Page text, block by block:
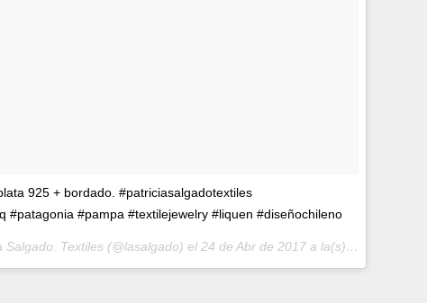
925 + bordado. #patriciasalgadotextiles
#patagonia #pampa #textilejewelry #liquen #diseñochileno
Textiles (@lasalgado) el 24 de Abr de 2017 a la(s) 9:59 PDT